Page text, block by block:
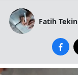
Fatih Tekin